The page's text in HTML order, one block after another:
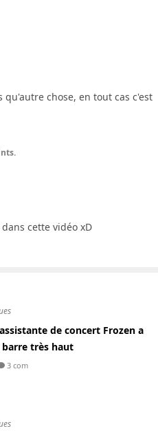
chose, en tout cas c'est
cette vidéo xD
de concert Frozen a
barre très haut
3 com